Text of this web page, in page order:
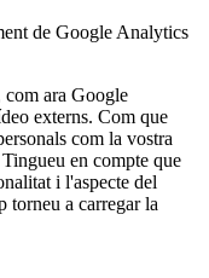
de Google Analytics
com ara Google
externs. Com que
com la vostra
en compte que
i l'aspecte del
torneu a carregar la